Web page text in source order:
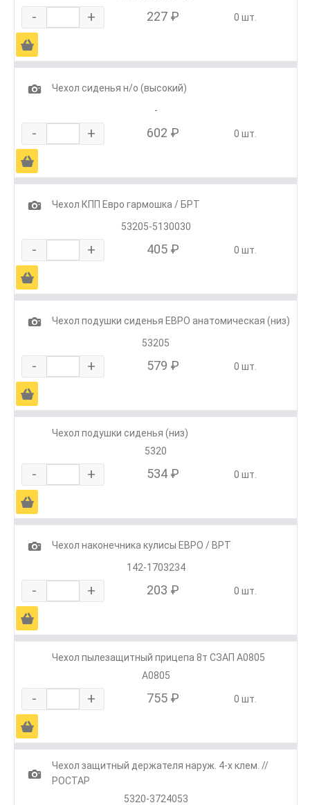
- + 227 ₽ 0 шт.
Ä
1
Чехол сиденья н/о (высокий)
-
- + 602 ₽ 0 шт.
Ä
1
Чехол КПП Евро гармошка / БРТ
53205-5130030
- + 405 ₽ 0 шт.
Ä
1
Чехол подушки сиденья ЕВРО анатомическая (низ)
53205
- + 579 ₽ 0 шт.
Ä
Чехол подушки сиденья (низ)
5320
- + 534 ₽ 0 шт.
Ä
1
Чехол наконечника кулисы ЕВРО / ВРТ
142-1703234
- + 203 ₽ 0 шт.
Ä
Чехол пылезащитный прицепа 8т СЗАП А0805
А0805
- + 755 ₽ 0 шт.
Ä
1
Чехол защитный держателя наруж. 4-х клем. //
РОСТАР
5320-3724053